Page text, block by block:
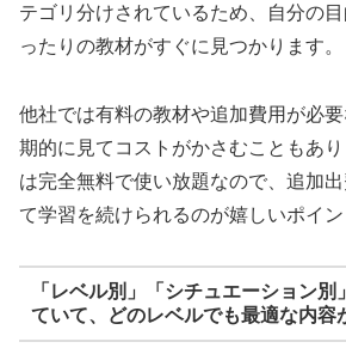
テゴリ分けされているため、自分の
ったりの教材がすぐに見つかります。
他社では有料の教材や追加費用が必
期的に見てコストがかさむこともあ
は完全無料で使い放題なので、追加
て学習を続けられるのが嬉しいポイン
「レベル別」「シチュエーション別
ていて、どのレベルでも最適な内容